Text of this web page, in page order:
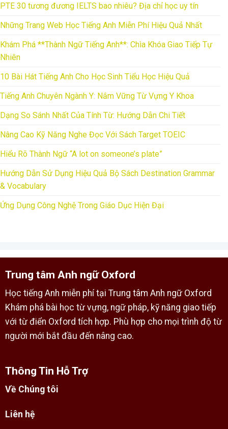
PTE 30 tương đương IELTS bao nhiêu? Địa chỉ học uy tín
Những Trang Web Học Tiếng Anh Miễn Phí Hiệu Quả Nhất
Khám Phá **Thành Ngữ Tiếng Anh**: Chìa Khóa Giao Tiếp Tự
Nhiên
10 Bài Hát Tiếng Anh Cho Học Sinh Tiểu Học Hiệu Quả
Tiếng Anh Chuyên Ngành Y: Nắm Vững Từ Vựng Y Khoa
Dạng So Sánh Nhất Của Tính Từ: Hướng Dẫn Chi Tiết
Nâng Cao Kỹ Năng Nghe Đọc Với Sách Target TOEIC
Hiểu Rõ Thành Ngữ “A lot on someone’s plate”
Hướng Dẫn Sử Dụng Hiệu Quả Bộ Sách Destination Grammar
& Vocabulary
Ứng Dụng Công Nghệ Trong Giáo Dục Hiện Đại
Trung tâm Anh ngữ Oxford
Học tiếng Anh miễn phí tại Trung tâm Anh ngữ Oxford
Khám phá bài học từ vựng, ngữ pháp, kỹ năng giao tiếp
với từ điển Oxford tích hợp. Phù hợp cho mọi trình độ từ
người mới bắt đầu đến nâng cao.
Thông Tin Hỗ Trợ
Về Chúng tôi
Liên hệ